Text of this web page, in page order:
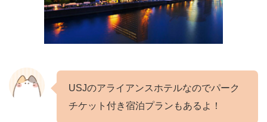
USJのアライアンスホテルなのでパーク
チケット付き宿泊プランもあるよ！